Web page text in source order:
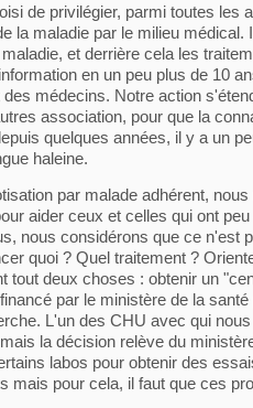
de privilégier, parmi toutes les
la maladie par le milieu médical.
et derrière cela les
en un peu plus de 10
médecins. Notre action
association, pour que la
quelques années, il y a un
haleine.
par malade adhérent,
aider ceux et celles qui ont
nous considérons que ce n'est
quoi ? Quel traitement ?
tout deux choses : obtenir un
par le ministère de la
L'un des CHU avec qui
la décision relève du
labos pour obtenir des
mais pour cela, il faut que ces